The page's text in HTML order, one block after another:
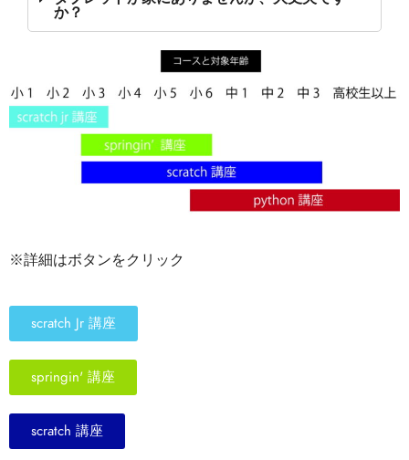
か？
※詳細はボタンをクリック
scratch Jr 講座
springin' 講座
scratch 講座